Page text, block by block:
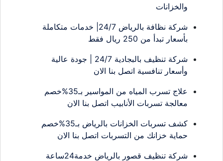
والخزانات
شركة نظافة بالرياض 24/7| خدمات متكاملة
بأسعار تبدأ من 250 ريال فقط
شركة تنظيف بالبجادية 24/7 | جودة عالية
وأسعار تنافسية اتصل بنا الان
علاج تسرب المياه من المواسير بـ35%خصم
معالجة تسربات الأنابيب اتصل بنا الان
كشف تسربات الخزانات بالرياض بـ35%خصم
حماية خزانك من التسربات اتصل بنا الان
شركة تنظيف قصور بالرياض خدمة24ساعة